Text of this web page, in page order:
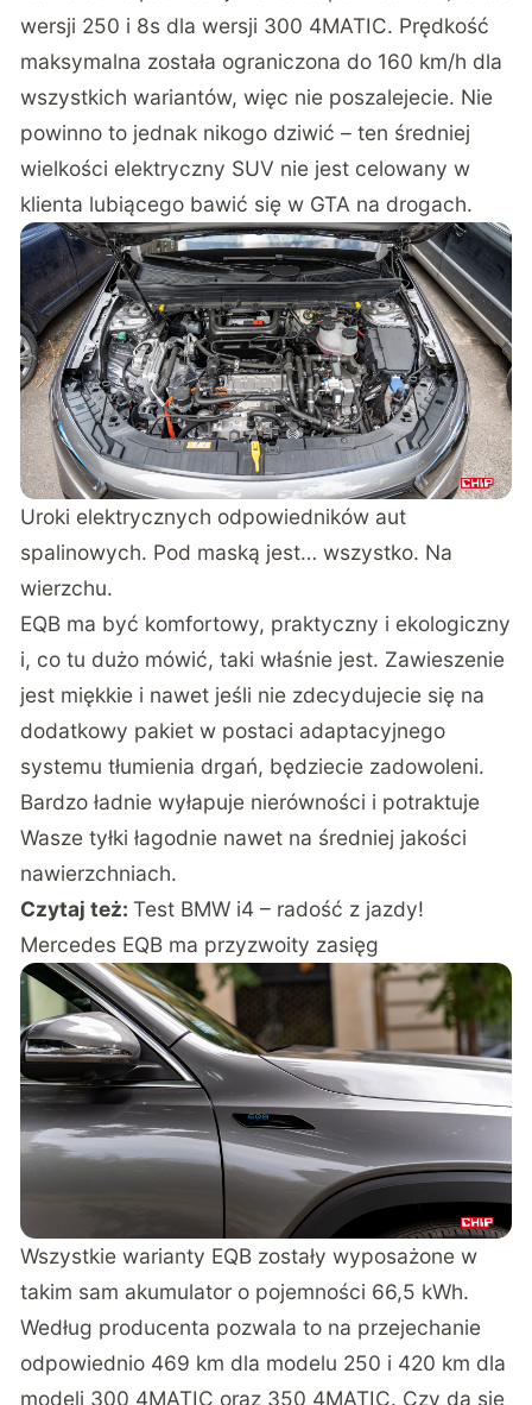
4MATIC, a pozostałą dwójką i ma to przełożenie
na osiągi. Przyspieszenie 0-100 km/h zajmuje mu
zaledwie 6,2s, podczas gdy jego „słabsze”
rodzeństwo potrzebuje na to odpowiednio 9,2s dla
wersji 250 i 8s dla wersji 300 4MATIC. Prędkość
maksymalna została ograniczona do 160 km/h dla
wszystkich wariantów, więc nie poszalejecie. Nie
powinno to jednak nikogo dziwić – ten średniej
wielkości elektryczny SUV nie jest celowany w
klienta lubiącego bawić się w GTA na drogach.
Uroki elektrycznych odpowiedników aut
spalinowych. Pod maską jest… wszystko. Na
wierzchu.
EQB ma być komfortowy, praktyczny i ekologiczny
i, co tu dużo mówić, taki właśnie jest. Zawieszenie
jest miękkie i nawet jeśli nie zdecydujecie się na
dodatkowy pakiet w postaci adaptacyjnego
systemu tłumienia drgań, będziecie zadowoleni.
Bardzo ładnie wyłapuje nierówności i potraktuje
Wasze tyłki łagodnie nawet na średniej jakości
nawierzchniach.
Czytaj też:Test BMW i4 – radość z jazdy!
Mercedes EQB ma przyzwoity zasięg
Wszystkie warianty EQB zostały wyposażone w